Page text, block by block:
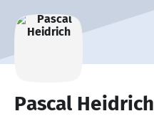
Pascal Heidrich